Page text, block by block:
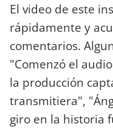
El video de este
rápidamente y
comentarios.
"Comenzó el
la producción
transmitiera",
giro en la historia